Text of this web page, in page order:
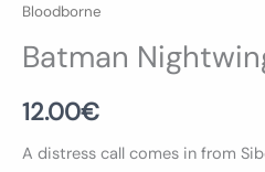
Bloodborne
Batman
12.00€
A distress call comes in from